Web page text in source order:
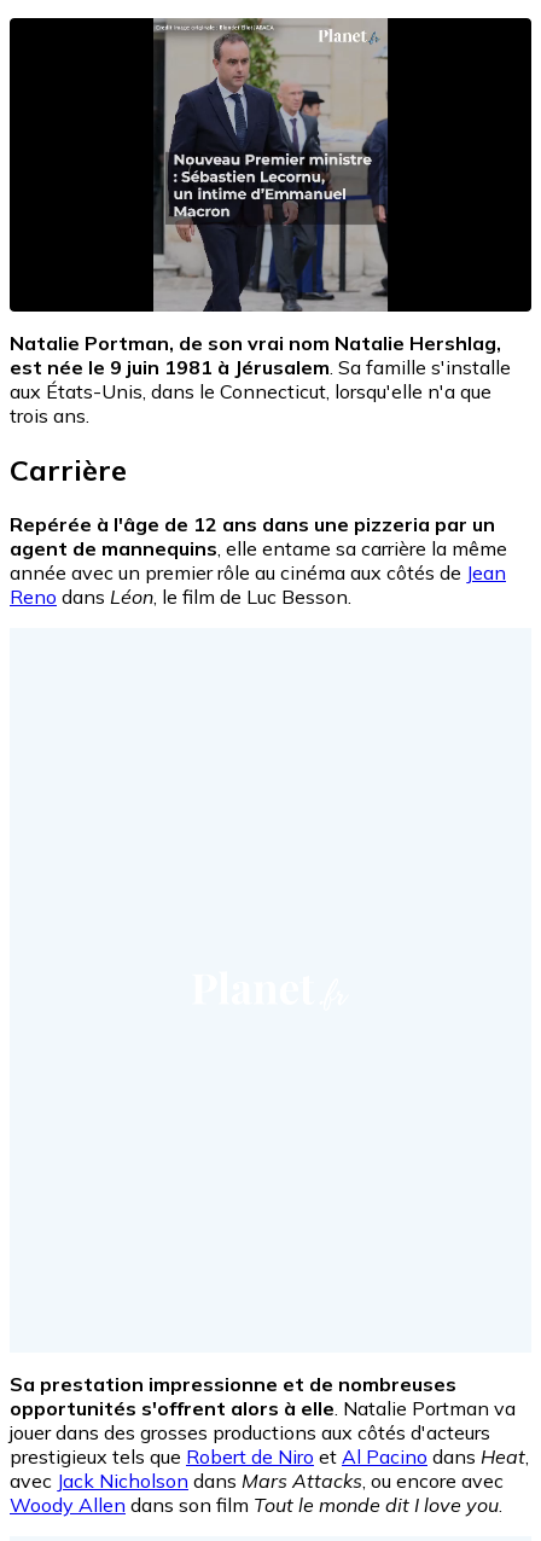
Natalie Portman, de son vrai nom Natalie Hershlag,
est née le 9 juin 1981 à Jérusalem . Sa famille s'installe
aux États-Unis, dans le Connecticut, lorsqu'elle n'a que
trois ans.
Carrière
Repérée à l'âge de 12 ans dans une pizzeria par un
agent de mannequins , elle entame sa carrière la même
année avec un premier rôle au cinéma aux côtés de Jean
Reno dans Léon , le film de Luc Besson.
Sa prestation impressionne et de nombreuses
opportunités s'offrent alors à elle . Natalie Portman va
jouer dans des grosses productions aux côtés d'acteurs
prestigieux tels que Robert de Niro et Al Pacino dans Heat
avec Jack Nicholson dans Mars Attacks , ou encore avec
Woody Allen dans son film Tout le monde dit I love you